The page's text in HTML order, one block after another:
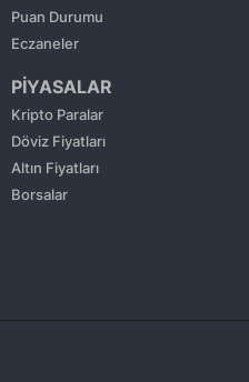
Puan Durumu
Eczaneler
PİYASALAR
Kripto Paralar
Döviz Fiyatları
Altın Fiyatları
Borsalar